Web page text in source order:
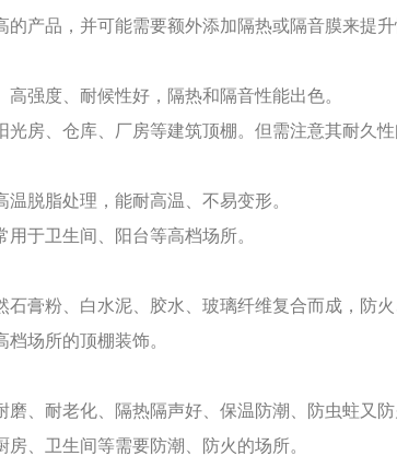
的产品，并可能需要额外添加隔热或隔音膜来提升
高强度、耐候性好，隔热和隔音性能出色。
光房、仓库、厂房等建筑顶棚。但需注意其耐久
温脱脂处理，能耐高温、不易变形。
用于卫生间、阳台等高档场所。
石膏粉、白水泥、胶水、玻璃纤维复合而成，防
档场所的顶棚装饰。
磨、耐老化、隔热隔声好、保温防潮、防虫蛀又防
房、卫生间等需要防潮、防火的场所。